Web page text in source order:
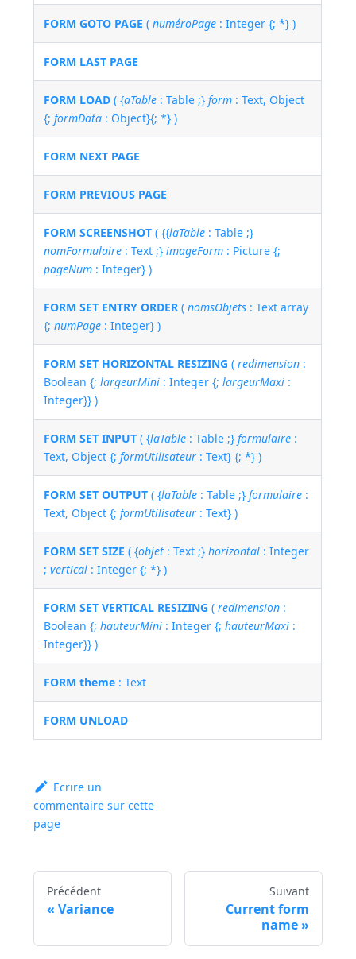
FORM GOTO PAGE (numéroPage : Integer {; *} )
FORM LAST PAGE
FORM LOAD ( {aTable : Table ;}form : Text, Object
{;formData : Object}{; *} )
FORM NEXT PAGE
FORM PREVIOUS PAGE
FORM SCREENSHOT ( {{laTable : Table ;}
nomFormulaire : Text ;}imageForm : Picture {;
pageNum : Integer} )
FORM SET ENTRY ORDER (nomsObjets : Text array
{;numPage : Integer} )
FORM SET HORIZONTAL RESIZING (redimension :
Boolean {;largeurMini : Integer {;largeurMaxi :
Integer}} )
FORM SET INPUT ( {laTable : Table ;}formulaire :
Text, Object {;formUtilisateur : Text} {; *} )
FORM SET OUTPUT ( {laTable : Table ;}formulaire :
Text, Object {;formUtilisateur : Text} )
FORM SET SIZE ( {objet : Text ;}horizontal : Integer
;vertical : Integer {; *} )
FORM SET VERTICAL RESIZING (redimension :
Boolean {;hauteurMini : Integer {;hauteurMaxi :
Integer}} )
FORM theme : Text
FORM UNLOAD
Ecrire un
commentaire sur cette
page
Précédent
Variance
Suivant
Current form
name